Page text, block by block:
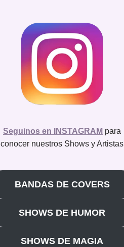
Seguinos en INSTAGRAM para
conocer nuestros Shows y Artistas
BANDAS DE COVERS
SHOWS DE HUMOR
SHOWS DE MAGIA